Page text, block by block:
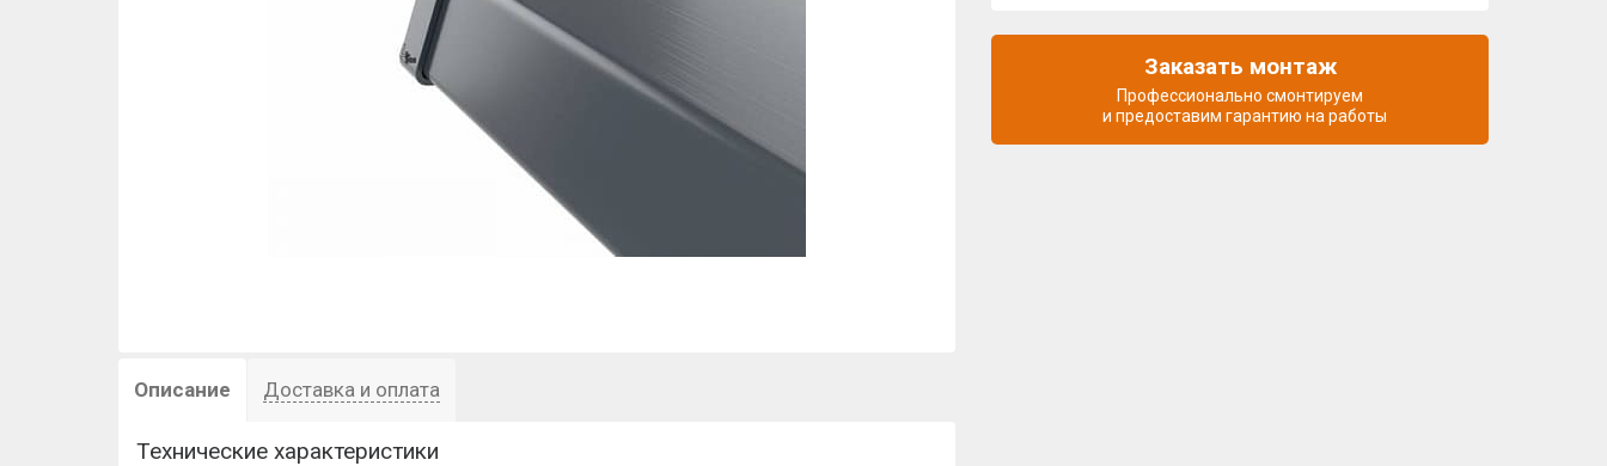
Описание Доставка и оплата
Технические характеристики
Заказать монтаж
Профессионально смонтируем
и предоставим гарантию на работы